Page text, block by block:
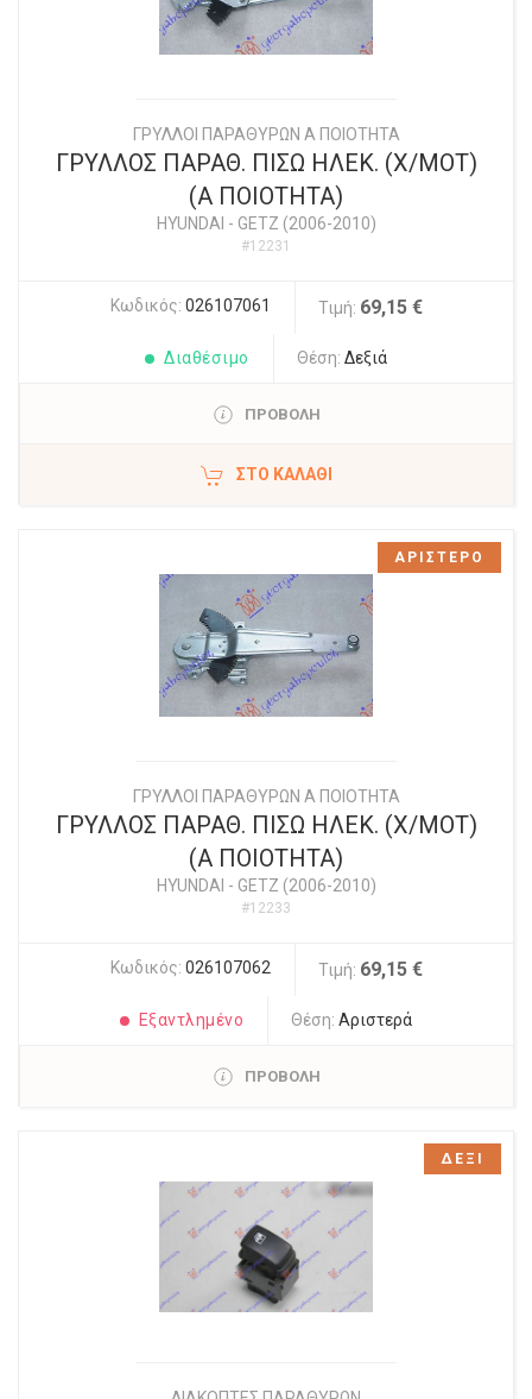
ΓΡΥΛΛΟΙ ΠΑΡΑΘΥΡΩΝ Α ΠΟΙΟΤΗΤΑ
ΓΡΥΛΛΟΣ ΠΑΡΑΘ. ΠΙΣΩ ΗΛΕΚ. (Χ/ΜΟΤ)
(Α ΠΟΙΟΤΗΤΑ)
HYUNDAI - GETZ (2006-2010)
#12231
Κωδικός: 026107061 Τιμή: 69,15 €
Διαθέσιμο Θέση: Δεξιά
ΠΡΟΒΟΛΗ
ΣΤΟ ΚΑΛΆΘΙ
ΓΡΥΛΛΟΙ ΠΑΡΑΘΥΡΩΝ Α ΠΟΙΟΤΗΤΑ
ΓΡΥΛΛΟΣ ΠΑΡΑΘ. ΠΙΣΩ ΗΛΕΚ. (Χ/ΜΟΤ)
(Α ΠΟΙΟΤΗΤΑ)
HYUNDAI - GETZ (2006-2010)
#12233
Κωδικός: 026107062 Τιμή: 69,15 €
Εξαντλημένο Θέση:Αριστερά
ΠΡΟΒΟΛΗ
ΑΡΙΣΤΕΡΟ
ΔΕΞΙ